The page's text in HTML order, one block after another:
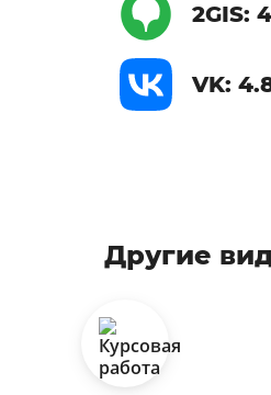
2GIS:
VK:
Другие